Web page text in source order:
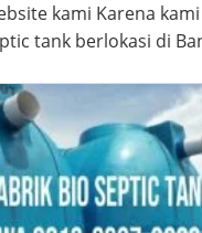
kami Karena
tank berlokasi di